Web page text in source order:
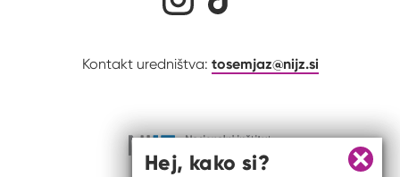
Kontakt uredništva: tosemjaz@nijz.si
Zapri
Hej, kako si?